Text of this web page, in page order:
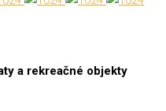
a rekreačné objekty